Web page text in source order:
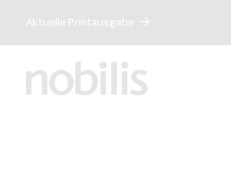
Aktuelle Printausgabe